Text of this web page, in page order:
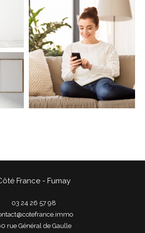
France - Fumay
03 24 26 57 98
rue Général de Gaulle
LES CRITÈRES
PARKING PISCINE
PAR
COUPS DE COEUR
NOUVEAUTÉS